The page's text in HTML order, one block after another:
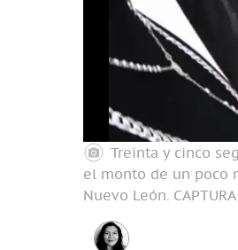
Treinta y cinco
el monto de un poco
Nuevo León.